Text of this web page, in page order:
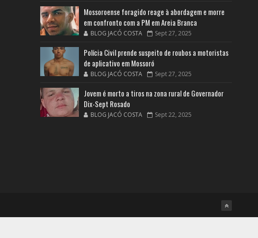
Mossoroense foragido reage à abordagem e morre
em confronto com a PM em Areia Branca
BLOG JACÓ COSTA Sept 27, 2025
Polícia Civil prende suspeito de roubos a motoristas
de aplicativo em Mossoró
BLOG JACÓ COSTA Sept 27, 2025
Jovem é morto a tiros na zona rural de Governador
Dix-Sept Rosado
BLOG JACÓ COSTA Sept 22, 2025